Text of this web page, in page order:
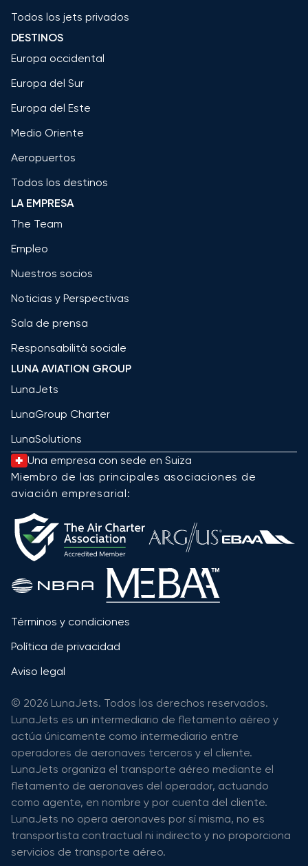
Todos los jets privados
DESTINOS
Europa occidental
Europa del Sur
Europa del Este
Medio Oriente
Aeropuertos
Todos los destinos
LA EMPRESA
The Team
Empleo
Nuestros socios
Noticias y Perspectivas
Sala de prensa
Responsabilità sociale
LUNA AVIATION GROUP
LunaJets
LunaGroup Charter
LunaSolutions
Una empresa con sede en Suiza
Miembro de las principales asociaciones de
aviación empresarial:
Términos y condiciones
Política de privacidad
Aviso legal
© 2026 LunaJets. Todos los derechos reservados.
LunaJets es un intermediario de fletamento aéreo y
actúa únicamente como intermediario entre
operadores de aeronaves terceros y el cliente.
LunaJets organiza el transporte aéreo mediante el
fletamento de aeronaves del operador, actuando
como agente, en nombre y por cuenta del cliente.
LunaJets no opera aeronaves por sí misma, no es
transportista contractual ni indirecto y no proporciona
servicios de transporte aéreo.